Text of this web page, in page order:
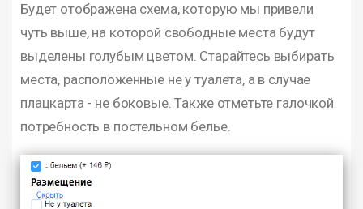
Будет отображена схема, которую мы привели
чуть выше, на которой свободные места будут
выделены голубым цветом. Старайтесь выбирать
места, расположенные не у туалета, а в случае
плацкарта - не боковые. Также отметьте галочкой
потребность в постельном белье.